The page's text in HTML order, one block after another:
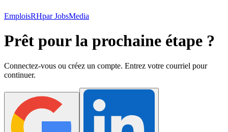
EmploisRHpar JobsMedia
Prêt pour la prochaine étape ?
Connectez-vous ou créez un compte. Entrez votre courriel pour
continuer.